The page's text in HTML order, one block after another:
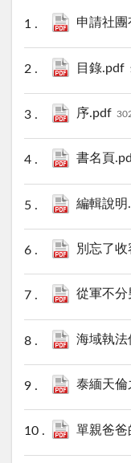
申請社
目錄.pdf
序.pdf
書名頁
編輯說明
別忘了
從軍不
海域執
泰緬天
單親爸